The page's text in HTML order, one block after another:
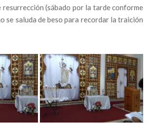
resurrección (sábado por la tarde conforme
se saluda de beso para recordar la traición